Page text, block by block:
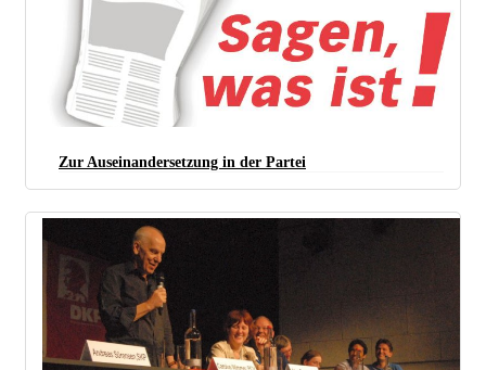
Zur Auseinandersetzung in der Partei